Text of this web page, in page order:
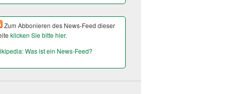
Zum Abbonieren des News-Feed dieser
klicken Sie bitte hier.
Was ist ein News-Feed?